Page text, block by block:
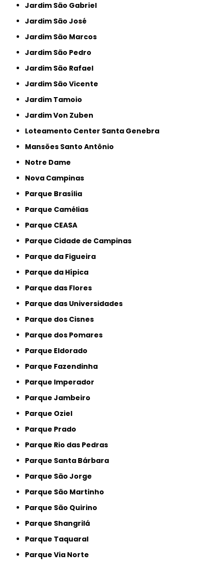
Jardim São Gabriel
Jardim São José
Jardim São Marcos
Jardim São Pedro
Jardim São Rafael
Jardim São Vicente
Jardim Tamoio
Jardim Von Zuben
Loteamento Center Santa Genebra
Mansões Santo Antônio
Notre Dame
Nova Campinas
Parque Brasília
Parque Camélias
Parque CEASA
Parque Cidade de Campinas
Parque da Figueira
Parque da Hípica
Parque das Flores
Parque das Universidades
Parque dos Cisnes
Parque dos Pomares
Parque Eldorado
Parque Fazendinha
Parque Imperador
Parque Jambeiro
Parque Oziel
Parque Prado
Parque Rio das Pedras
Parque Santa Bárbara
Parque São Jorge
Parque São Martinho
Parque São Quirino
Parque Shangrilá
Parque Taquaral
Parque Via Norte